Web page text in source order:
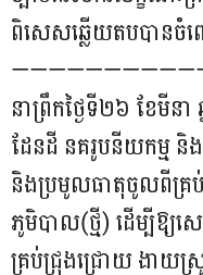
ពិសេស​ឆ្លើយតបបានចំពោ
នាព្រឹកថ្ងៃទី២៦ ខែមីន
ដែនដី នគរូបនីយកម្ម
និងប្រមូល​ធាតុចូលពីគ្រប់
ភូមិបាល(ថ្មី) ដើម្បីឱ្យស
គ្រប់ជ្រុងជ្រោយ ងាយ​ស្